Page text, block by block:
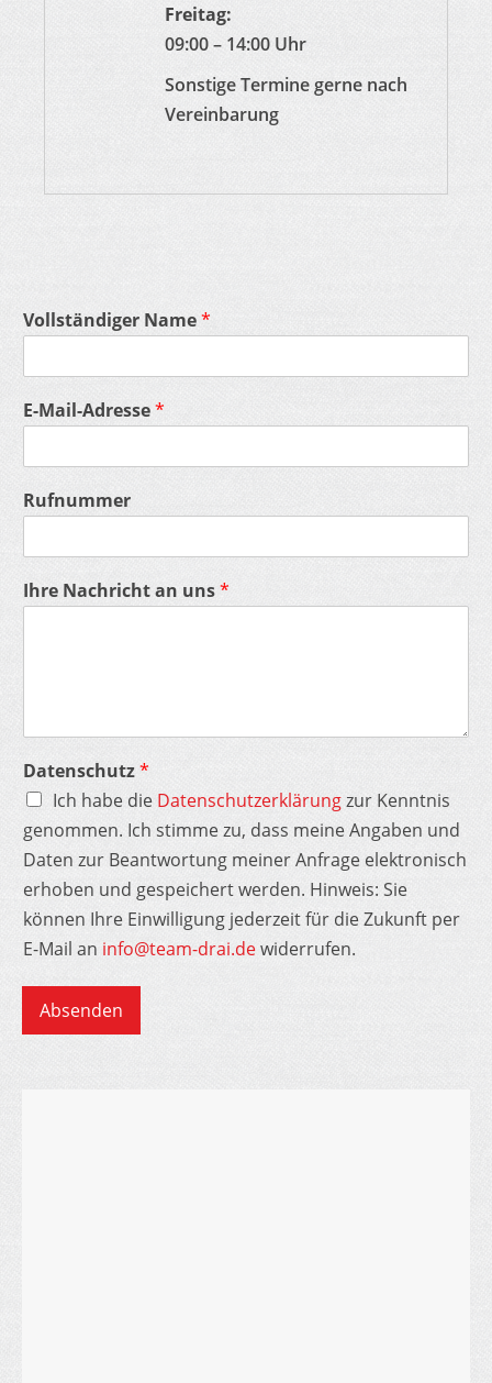
Freitag:
09:00 – 14:00 Uhr
Sonstige Termine gerne nach
Vereinbarung
Vollständiger Name*
E-Mail-Adresse*
Rufnummer
Ihre Nachricht an uns*
Datenschutz*
Ich habe die Datenschutzerklärungzur Kenntnis
genommen. Ich stimme zu, dass meine Angaben und
Daten zur Beantwortung meiner Anfrage elektronisch
erhoben und gespeichert werden. Hinweis: Sie
können Ihre Einwilligung jederzeit für die Zukunft per
E-Mail an info@team-drai.dewiderrufen.
Absenden